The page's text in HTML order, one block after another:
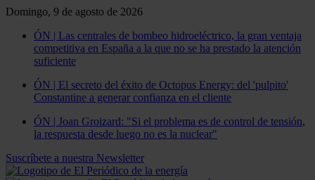
Domingo, 9 de agosto de 2026
ÓN | Las centrales de bombeo hidroeléctrico, la gran ventaja
competitiva en España a la que no se ha prestado la atención
suficiente
ÓN | El secreto del éxito de Octopus Energy: del 'pulpito'
Constantine a generar confianza en el cliente
ÓN | Joan Groizard: "Si el problema es de control de tensión,
la respuesta desde luego no es la nuclear"
Suscríbete a nuestra Newsletter